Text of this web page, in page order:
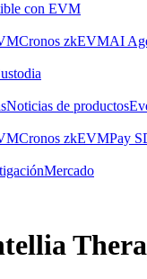
con EVM
Cronos zkEVMAI
Noticias de productos
Cronos zkEVMPay
Mercado